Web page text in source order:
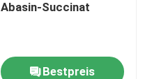
Abasin-Succinat
Bestpreis